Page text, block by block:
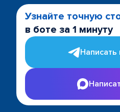
Узнайте точную
в боте за 1 минуту
Написать